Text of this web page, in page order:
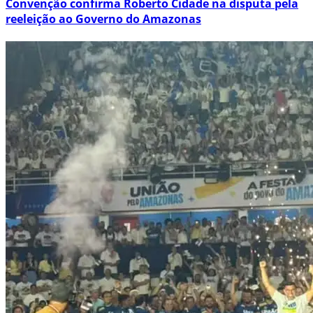
Convenção confirma Roberto Cidade na disputa pela
reeleição ao Governo do Amazonas